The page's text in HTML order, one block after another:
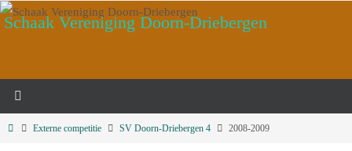
Ga
naar
Schaak Vereniging Doorn-Driebergen
HomeExterne competitie SV Doorn-Driebergen 4 2008-2009